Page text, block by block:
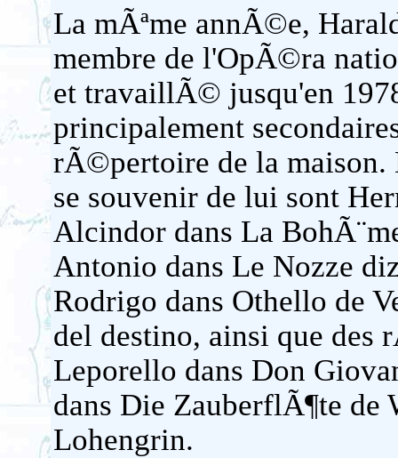
La mÃªme annÃ©e,
membre de l'OpÃ©ra
et travaillÃ© jusqu'en
principalement
rÃ©pertoire de la maison.
se souvenir de lui sont
Alcindor dans La
Antonio dans Le Nozze
Rodrigo dans Othello de
del destino, ainsi que des
Leporello dans Don
dans Die ZauberflÃ¶te de
Lohengrin.